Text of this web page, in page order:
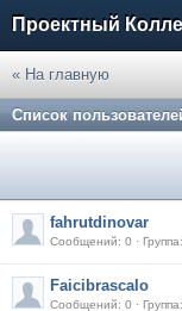
Проектный
« На главную
Список
fahrutdinovar
Сообщений: 0 · Группа:
Faicibrascalo
Сообщений: 0 ·